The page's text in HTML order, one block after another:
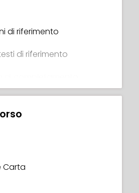
artistico, racconta di
per dedicarsi
a iniziare e a
pratica. Non è mai
di riferimento
di riferimento
di completamento
Carta